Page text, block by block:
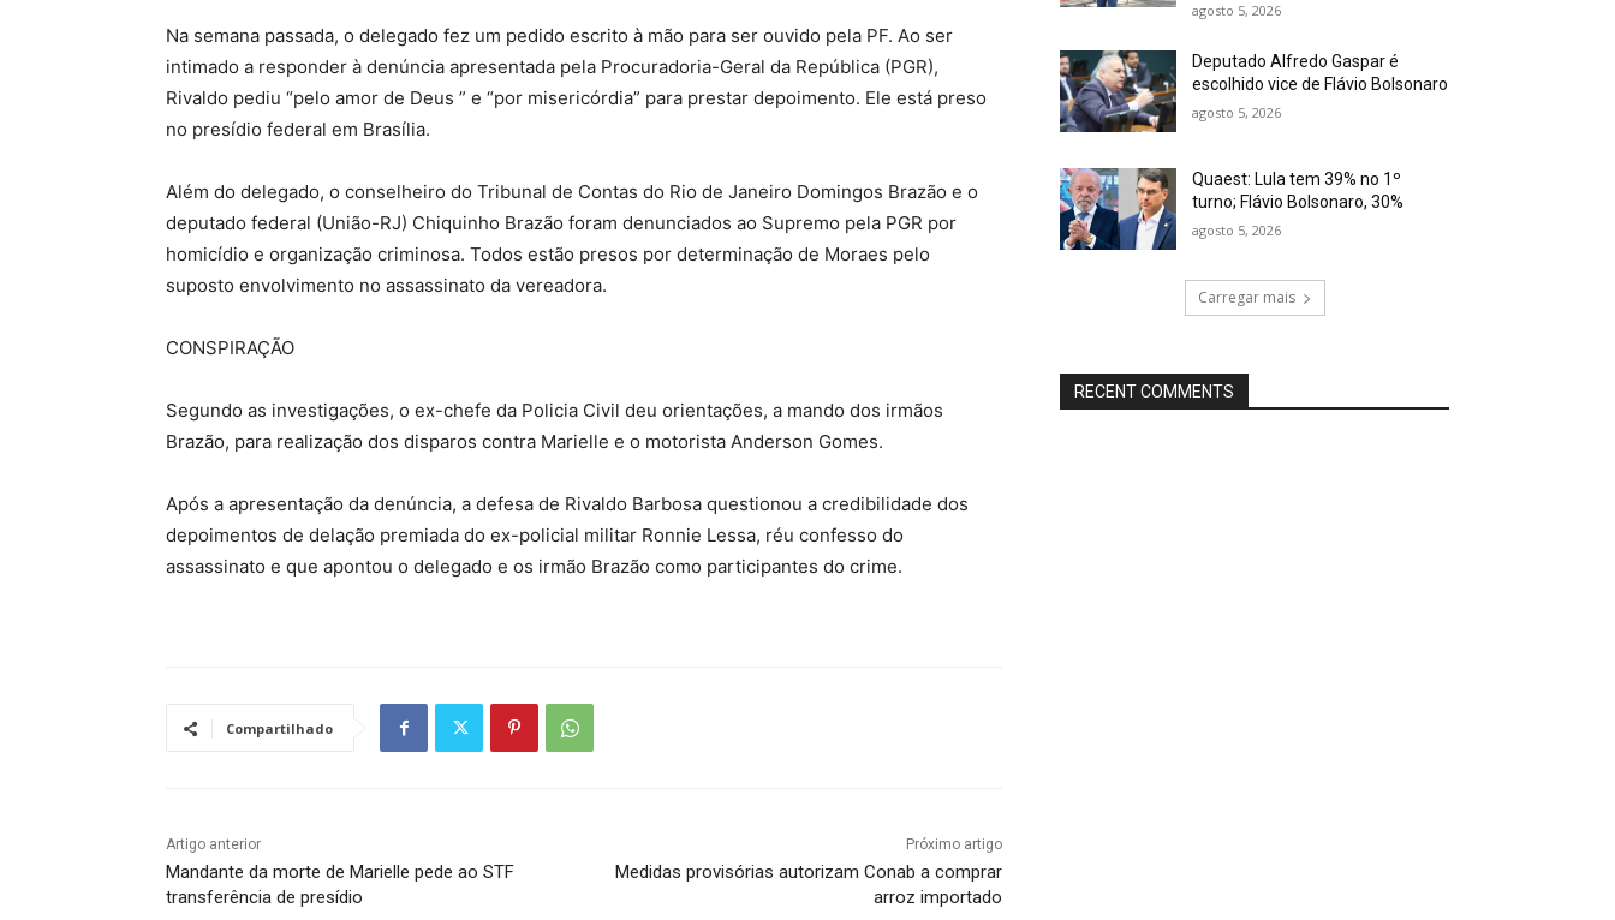
Na semana passada, o delegado fez um pedido escrito à mão para ser ouvido pela PF. Ao ser
intimado a responder à denúncia apresentada pela Procuradoria-Geral da República (PGR),
Rivaldo pediu “pelo amor de Deus ” e “por misericórdia” para prestar depoimento. Ele está preso
no presídio federal em Brasília.
Além do delegado, o conselheiro do Tribunal de Contas do Rio de Janeiro Domingos Brazão e o
deputado federal (União-RJ) Chiquinho Brazão foram denunciados ao Supremo pela PGR por
homicídio e organização criminosa. Todos estão presos por determinação de Moraes pelo
suposto envolvimento no assassinato da vereadora.
CONSPIRAÇÃO
Segundo as investigações, o ex-chefe da Policia Civil deu orientações, a mando dos irmãos
Brazão, para realização dos disparos contra Marielle e o motorista Anderson Gomes.
Após a apresentação da denúncia, a defesa de Rivaldo Barbosa questionou a credibilidade dos
depoimentos de delação premiada do ex-policial militar Ronnie Lessa, réu confesso do
assassinato e que apontou o delegado e os irmão Brazão como participantes do crime.
Compartilhado
Artigo anterior
Mandante da morte de Marielle pede ao STF
transferência de presídio
Próximo artigo
Medidas provisórias autorizam Conab a comprar
arroz importado
agosto 5, 2026
Deputado Alfredo Gaspar é
escolhido vice de Flávio Bolsonaro
agosto 5, 2026
Quaest: Lula tem 39% no 1º
turno; Flávio Bolsonaro, 30%
agosto 5, 2026
Carregar mais
RECENT COMMENTS